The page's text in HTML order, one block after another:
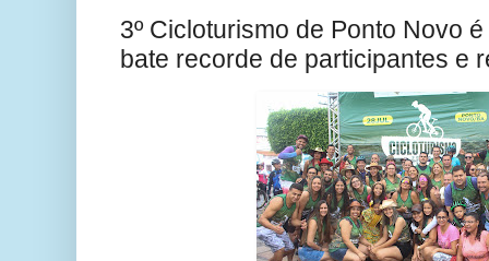
3º Cicloturismo de Ponto Novo
bate recorde de participantes e